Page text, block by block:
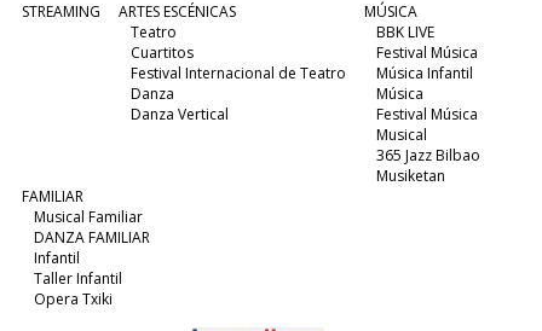
STREAMING
ARTES ESCÉNICAS
Teatro
Cuartitos
Festival Internacional de Teatro
Danza
Danza Vertical
MÚSICA
BBK LIVE
Festival Música
Música Infantil
Música
Festival Música
Musical
365 Jazz Bilbao
Musiketan
FAMILIAR
Musical Familiar
DANZA FAMILIAR
Infantil
Taller Infantil
Opera Txiki